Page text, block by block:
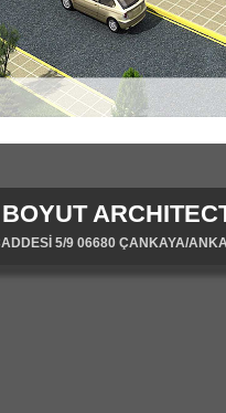
5/9 06680 ÇANKAYA/